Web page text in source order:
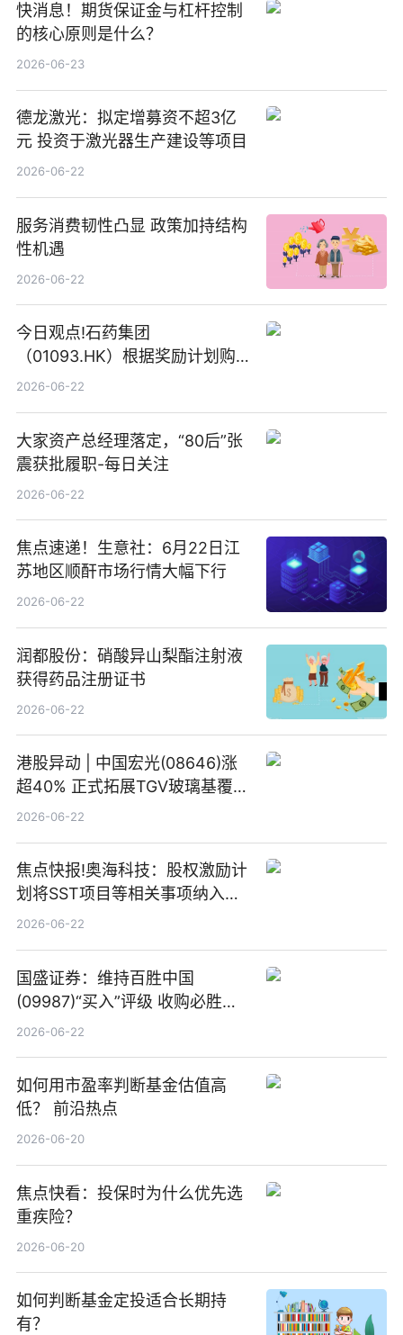
快消息！期货保证金与杠杆控制
的核心原则是什么？
2026-06-23
德龙激光：拟定增募资不超3亿
元 投资于激光器生产建设等项目
2026-06-22
服务消费韧性凸显 政策加持结构
性机遇
2026-06-22
今日观点!石药集团
（01093.HK）根据奖励计划购
回580万股
2026-06-22
大家资产总经理落定，“80后”张
震获批履职-每日关注
2026-06-22
焦点速递！生意社：6月22日江
苏地区顺酐市场行情大幅下行
2026-06-22
润都股份：硝酸异山梨酯注射液
获得药品注册证书
2026-06-22
港股异动 | 中国宏光(08646)涨
超40% 正式拓展TGV玻璃基覆铜
板新材料业务
2026-06-22
焦点快报!奥海科技：股权激励计
划将SST项目等相关事项纳入专
项业务发展考核指标
2026-06-22
国盛证券：维持百胜中国
(09987)“买入”评级 收购必胜客
中国增厚利润加速成长 信息
2026-06-22
如何用市盈率判断基金估值高
低？ 前沿热点
2026-06-20
焦点快看：投保时为什么优先选
重疾险？
2026-06-20
如何判断基金定投适合长期持
有？